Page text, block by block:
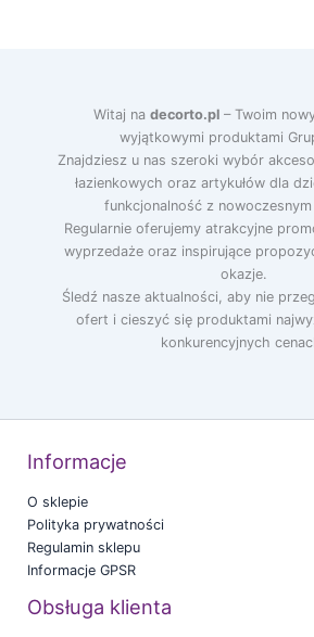
Witaj na decorto.pl – Twoim
wyjątkowymi produktami
Znajdziesz u nas szeroki wybór
łazienkowych oraz artykułów dla
funkcjonalność z nowoczesnym
Regularnie oferujemy atrakcyjne
wyprzedaże oraz inspirujące
okazje.
Śledź nasze aktualności, aby nie
ofert i cieszyć się produktami
konkurencyjnych
Informacje
O sklepie
Polityka prywatności
Regulamin sklepu
Informacje GPSR
Obsługa klienta